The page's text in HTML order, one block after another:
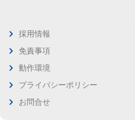
採用情報
免責事項
動作環境
プライバシーポリシー
お問合せ